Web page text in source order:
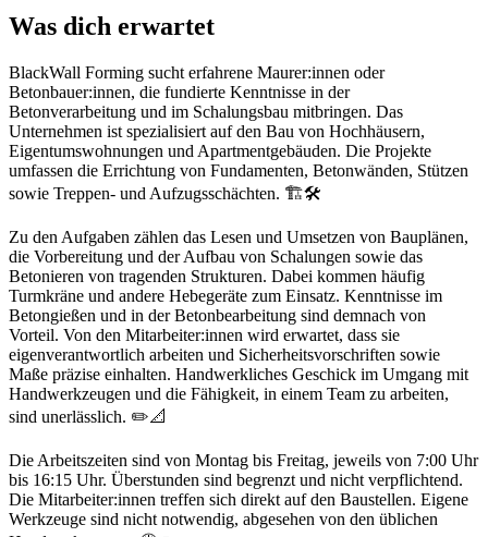
Was dich erwartet
BlackWall Forming sucht erfahrene Maurer:innen oder
Betonbauer:innen, die fundierte Kenntnisse in der
Betonverarbeitung und im Schalungsbau mitbringen. Das
Unternehmen ist spezialisiert auf den Bau von Hochhäusern,
Eigentumswohnungen und Apartmentgebäuden. Die Projekte
umfassen die Errichtung von Fundamenten, Betonwänden, Stützen
sowie Treppen- und Aufzugsschächten. 🏗️🛠️
Zu den Aufgaben zählen das Lesen und Umsetzen von Bauplänen,
die Vorbereitung und der Aufbau von Schalungen sowie das
Betonieren von tragenden Strukturen. Dabei kommen häufig
Turmkräne und andere Hebegeräte zum Einsatz. Kenntnisse im
Betongießen und in der Betonbearbeitung sind demnach von
Vorteil. Von den Mitarbeiter:innen wird erwartet, dass sie
eigenverantwortlich arbeiten und Sicherheitsvorschriften sowie
Maße präzise einhalten. Handwerkliches Geschick im Umgang mit
Handwerkzeugen und die Fähigkeit, in einem Team zu arbeiten,
sind unerlässlich. ✏️📐
Die Arbeitszeiten sind von Montag bis Freitag, jeweils von 7:00 Uhr
bis 16:15 Uhr. Überstunden sind begrenzt und nicht verpflichtend.
Die Mitarbeiter:innen treffen sich direkt auf den Baustellen. Eigene
Werkzeuge sind nicht notwendig, abgesehen von den üblichen